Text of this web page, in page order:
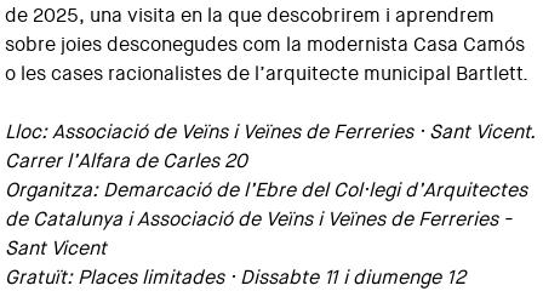
de 2025, una visita en la que descobrirem i aprendrem
sobre joies desconegudes com la modernista Casa Camós
o les cases racionalistes de l’arquitecte municipal Bartlett.
Lloc: Associació de Veïns i Veïnes de Ferreries · Sant Vicent.
Carrer l’Alfara de Carles 20
Organitza: Demarcació de l’Ebre del Col·legi d’Arquitectes
de Catalunya i Associació de Veïns i Veïnes de Ferreries -
Sant Vicent
Gratuït: Places limitades · Dissabte 11 i diumenge 12